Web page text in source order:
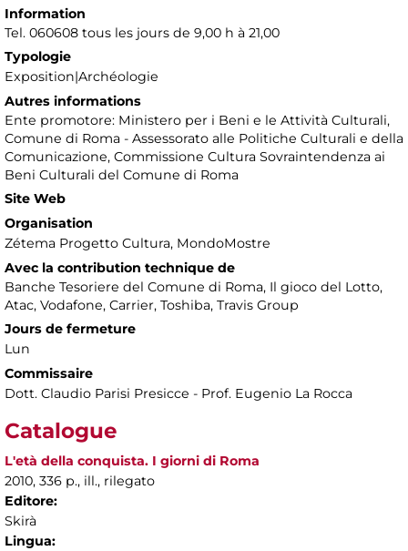
Information
Tel. 060608 tous les jours de 9,00 h à 21,00
Typologie
Exposition|Archéologie
Autres informations
Ente promotore: Ministero per i Beni e le Attività Culturali,
Comune di Roma - Assessorato alle Politiche Culturali e della
Comunicazione, Commissione Cultura Sovraintendenza ai
Beni Culturali del Comune di Roma
Site Web
Organisation
Zétema Progetto Cultura, MondoMostre
Avec la contribution technique de
Banche Tesoriere del Comune di Roma, Il gioco del Lotto,
Atac, Vodafone, Carrier, Toshiba, Travis Group
Jours de fermeture
Lun
Commissaire
Dott. Claudio Parisi Presicce - Prof. Eugenio La Rocca
Catalogue
L'età della conquista. I giorni di Roma
2010, 336 p., ill., rilegato
Editore:
Skirà
Lingua: